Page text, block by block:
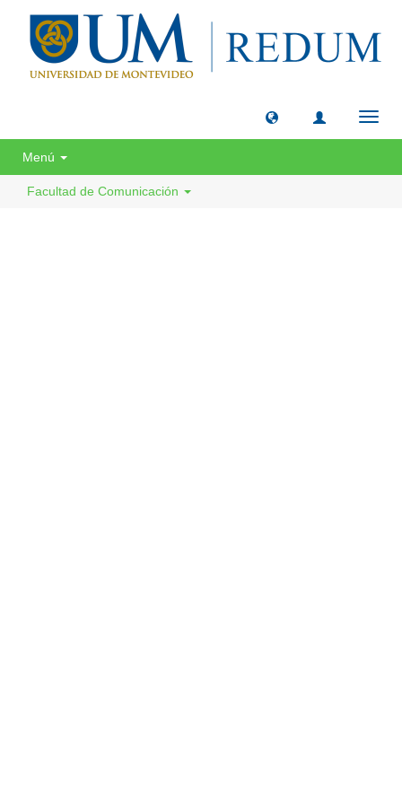
Menú
Facultad de Comunicación